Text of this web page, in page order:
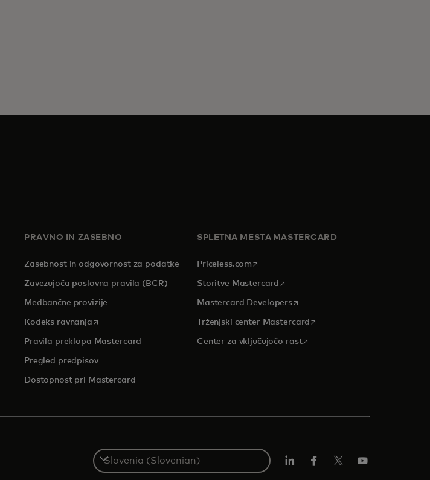
PRAVNO IN ZASEBNO
Zasebnost in odgovornost za podatke
Zavezujoča poslovna pravila (BCR)
Medbančne provizije
Kodeks ravnanjaopens in a new tab
Pravila preklopa Mastercard
Pregled predpisov
Dostopnost pri Mastercard
SPLETNA MESTA MASTERCARD
Priceless.com opens in a new tab
Storitve Mastercard opens in a new tab
Mastercard Developersopens in a new tab
Trženjski center Mastercard opens in a new tab
Center za vključujočo rastopens in a new tab
Select
a
country